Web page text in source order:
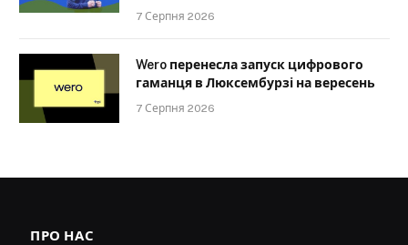
7 Серпня 2026
Wero перенесла запуск цифрового
гаманця в Люксембурзі на вересень
7 Серпня 2026
ПРО НАС